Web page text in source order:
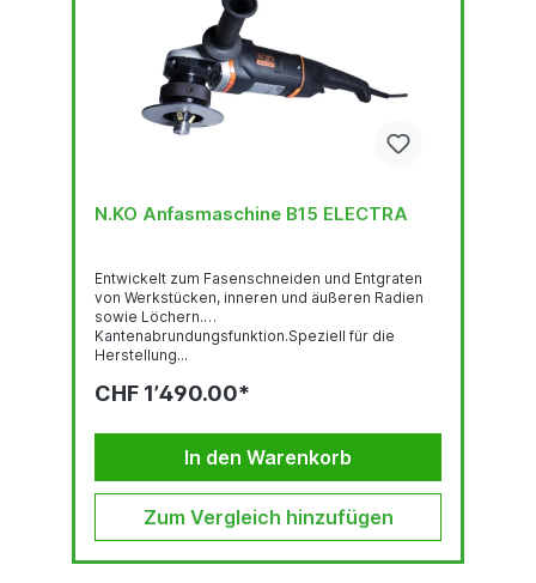
N.KO Anfasmaschine B15 ELECTRA
Entwickelt zum Fasenschneiden und Entgraten
von Werkstücken, inneren und äußeren Radien
sowie Löchern.
Kantenabrundungsfunktion.Speziell für die
Herstellung...
CHF 1’490.00*
In den Warenkorb
Zum Vergleich hinzufügen